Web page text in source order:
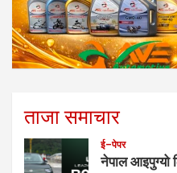
ताजा समाचार
ई–पेपर
नेपाल आइपुग्यो